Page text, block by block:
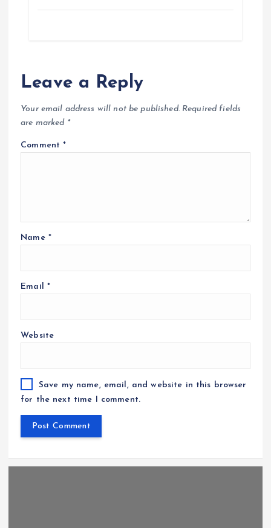
Leave a Reply
Your email address will not be published. Required fields
are marked *
Comment*
Name *
Email *
Website
Save my name, email, and website in this browser
for the next time I comment.